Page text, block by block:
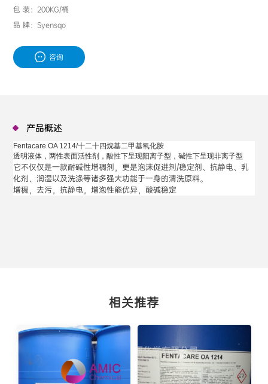
包 装：200KG/桶
品 牌：Syensqo
咨询
产品概述
Fentacare OA 1214/十二十四烷基二甲基氧化胺
透明液体，两性表面活性剂，酸性下呈现阳离子型，碱性下呈现非离子型
它不仅仅是一款耐碱性增稠剂，更是泡沫促进剂/稳定剂、抗静电、乳
化剂、润湿以及洗涤等诸多强大功能于一身的清洗原料。
增稠，去污，抗静电，增泡性能优异，酸碱稳定
相关推荐